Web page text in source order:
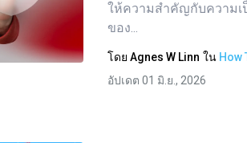
ให้ความสำคัญกับความเ
ของ...
โดย Agnes W Linn ใน How
อัปเดต 01 มิ.ย., 2026